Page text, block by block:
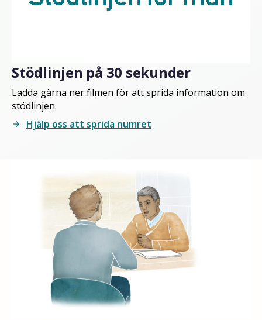
Stödlinjen på 30 sekunder
Ladda gärna ner filmen för att sprida information om
stödlinjen.
arrow_forward Hjälp oss att sprida numret